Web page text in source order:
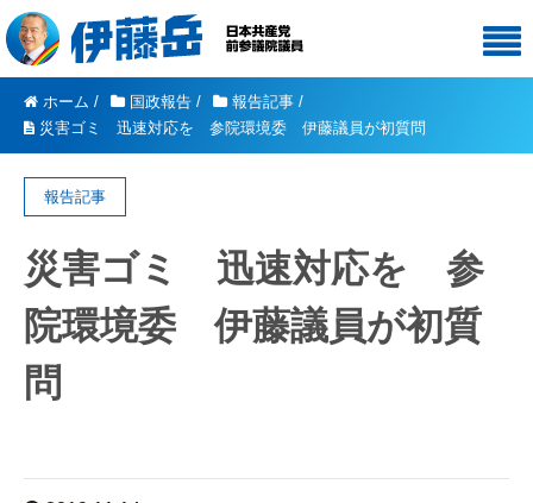
ホーム / 国政報告 / 報告記事 /
災害ゴミ 迅速対応を 参院環境委 伊藤議員が初質問
報告記事
災害ゴミ 迅速対応を 参
院環境委 伊藤議員が初質
問